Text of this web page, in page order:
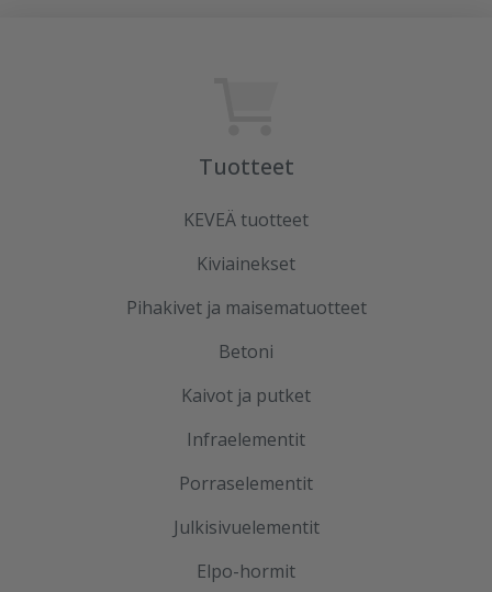
Tuotteet
KEVEÄ tuotteet
Kiviainekset
Pihakivet ja maisematuotteet
Betoni
Kaivot ja putket
Infraelementit
Porraselementit
Julkisivuelementit
Elpo-hormit